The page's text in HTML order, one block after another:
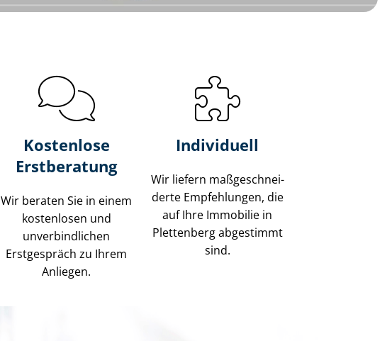
Kostenlose
Erstberatung
Wir beraten Sie in einem
kostenlosen und
unverbindlichen
Erstgespräch zu Ihrem
Anliegen.
Individuell
Wir liefern maß­ge­schnei­
der­te Empfehlungen, die
auf Ihre Immobilie in
Plettenberg abgestimmt
sind.